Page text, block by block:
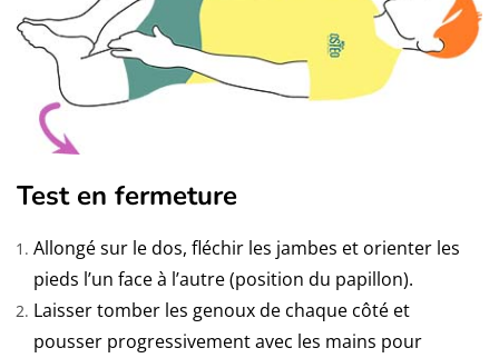
Test en fermeture
Allongé sur le dos, fléchir les jambes et orienter les
pieds l’un face à l’autre (position du papillon).
Laisser tomber les genoux de chaque côté et
pousser progressivement avec les mains pour